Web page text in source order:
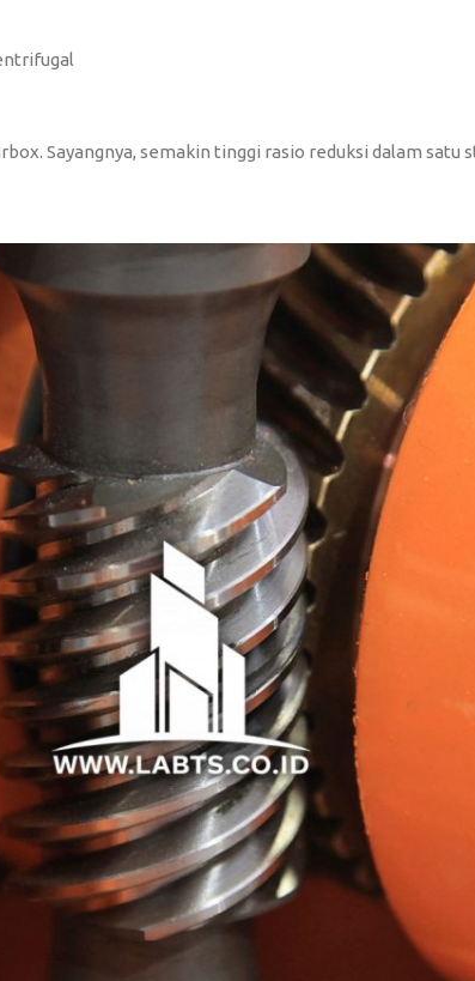
Sayangnya, semakin tinggi rasio reduksi dalam satu